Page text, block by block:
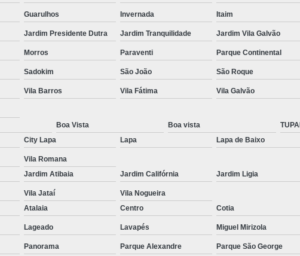
Instalações de Deck
Instalação Deck
Instalação
Lixamento de Assoalho de Madeira
Lixamento de Taco
Lixamento Parquet
Lixamentos de Parquet
Lixamentos de Piso de Taco
Lixamentos em Piso de Madeira
Manutenções de Assoalho de
Guarulhos Invernada Itaim
Jardim Presidente Dutra Jardim Tranquilidade Jardim Vila Galvão
Morros Paraventi Parque Continental
Sadokim São João São Roque
Vila Barros Vila Fátima Vila Galvão
Boa Vista Boa vista
City Lapa Lapa Lapa de Baixo
Vila Romana
Jardim Atibaia Jardim Califórnia Jardim Ligia
Vila Jataí
Vila Nogueira
Atalaia Centro Cotia
Lageado Lavapés Miguel Mirizola
Panorama Parque Alexandre Parque São George